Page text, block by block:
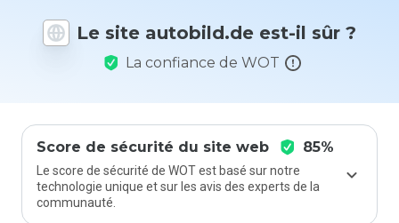
Le site autobild.de est-il sûr ?
La confiance de WOT
Score de sécurité du site web 85%
Le score de sécurité de WOT est basé sur notre
technologie unique et sur les avis des experts de la
communauté.
vous à ce
site ?